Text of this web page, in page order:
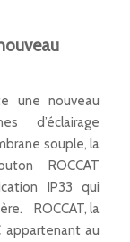
une nouveau
d’éclairage
souple, la
ROCCAT
IP33 qui
ROCCAT, la
appartenant au